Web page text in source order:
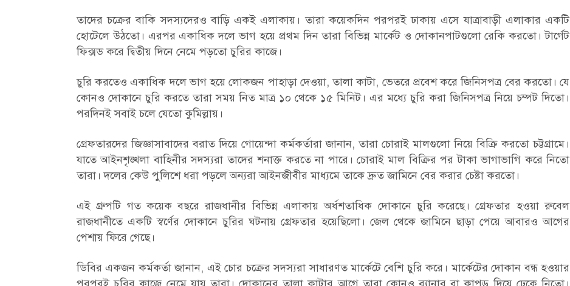
তাদের চক্রের বাকি সদস্যদেরও বাড়ি একই এলাকায়। তারা কয়েকদিন পরপরই ঢাকায় এসে যাত্রাবাড়ী এলাকার একটি
হোটেলে উঠতো। এরপর একাধিক দলে ভাগ হয়ে প্রথম দিন তারা বিভিন্ন মার্কেট ও দোকানপাটগুলো রেকি করতো। টার্গেট
ফিক্সড করে দ্বিতীয় দিনে নেমে পড়তো চুরির কাজে।
চুরি করতেও একাধিক দলে ভাগ হয়ে লোকজন পাহাড়া দেওয়া, তালা কাটা, ভেতরে প্রবেশ করে জিনিসপত্র বের করতো। যে
কোনও দোকানে চুরি করতে তারা সময় নিত মাত্র ১০ থেকে ১৫ মিনিট। এর মধ্যে চুরি করা জিনিসপত্র নিয়ে চম্পট দিতো।
পরদিনই সবাই চলে যেতো কুমিল্লায়।
গ্রেফতারদের জিজ্ঞাসাবাদের বরাত দিয়ে গোয়েন্দা কর্মকর্তারা জানান, তারা চোরাই মালগুলো নিয়ে বিক্রি করতো চট্টগ্রামে।
যাতে আইনশৃঙ্খলা বাহিনীর সদস্যরা তাদের শনাক্ত করতে না পারে। চোরাই মাল বিক্রির পর টাকা ভাগাভাগি করে নিতো
তারা। দলের কেউ পুলিশে ধরা পড়লে অন্যরা আইনজীবীর মাধ্যমে তাকে দ্রুত জামিনে বের করার চেষ্টা করতো।
এই গ্রুপটি গত কয়েক বছরে রাজধানীর বিভিন্ন এলাকায় অর্ধশতাধিক দোকানে চুরি করেছে। গ্রেফতার হওয়া রুবেল
রাজধানীতে একটি স্বর্ণের দোকানে চুরির ঘটনায় গ্রেফতার হয়েছিলো। জেল থেকে জামিনে ছাড়া পেয়ে আবারও আগের
পেশায় ফিরে গেছে।
ডিবির একজন কর্মকর্তা জানান, এই চোর চক্রের সদস্যরা সাধারণত মার্কেটে বেশি চুরি করে। মার্কেটের দোকান বন্ধ হওয়ার